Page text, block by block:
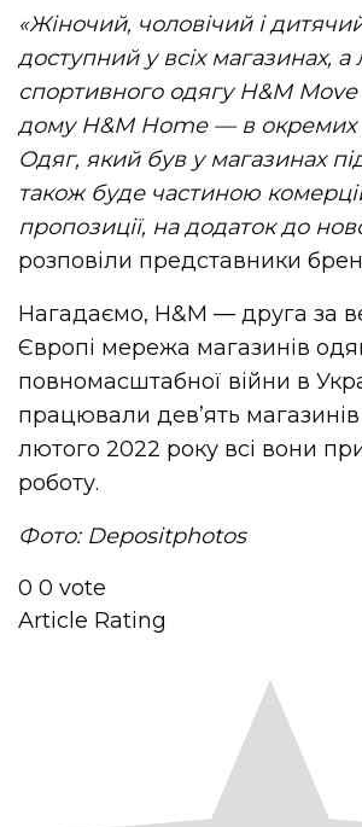
«Жіночий, чоловічий і
доступний у всіх магазинах, а
спортивного одягу H&M Move
дому H&M Home — в окремих
Одяг, який був у магазинах
також буде частиною
пропозиції, на додаток до
розповіли представники
Нагадаємо, H&M — друга за
Європі мережа магазинів
повномасштабної війни в
працювали дев’ять
лютого 2022 року всі вони
роботу.
Фото: Depositphotos
0 0 vote
Article Rating